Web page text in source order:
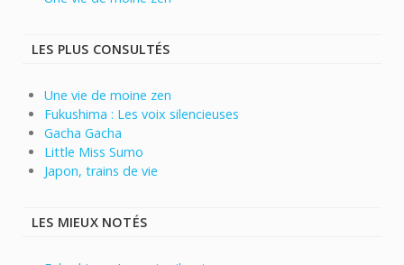
LES PLUS CONSULTÉS
Une vie de moine zen
Fukushima : Les voix silencieuses
Gacha Gacha
Little Miss Sumo
Japon, trains de vie
LES MIEUX NOTÉS